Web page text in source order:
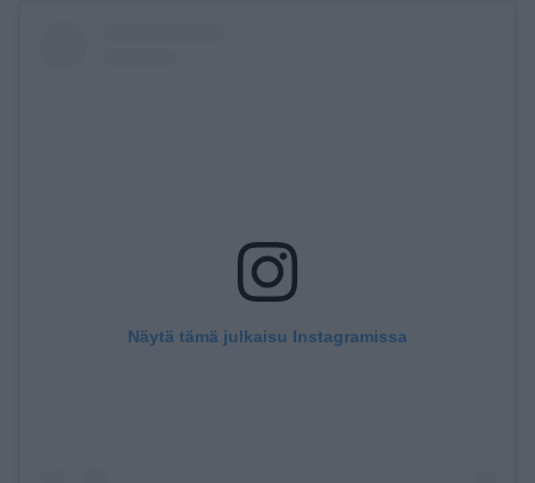
Näytä tämä julkaisu Instagramissa